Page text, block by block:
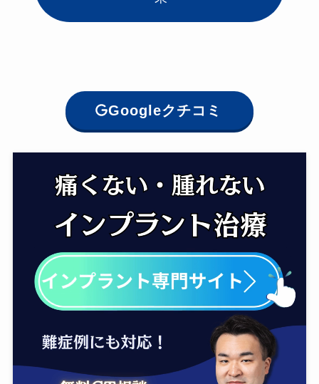
Googleクチコミ